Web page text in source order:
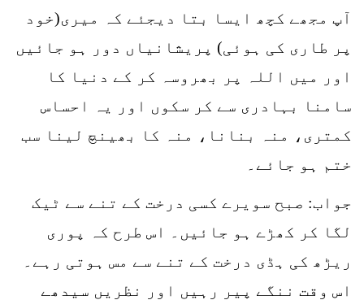
آپ مجھے کچھ ایسا بتا دیجئے کہ میری(خود
پر طاری کی ہوئی) پریشانیاں دور ہو جائیں
اور میں اللہ پر بھروسہ کر کے دنیا کا
سامنا بہادری سے کر سکوں اور یہ احساس
کمتری، منہ بنانا، منہ کا بھینچ لینا سب
ختم ہو جائے۔
جواب: صبح سویرے کسی درخت کے تنے سے ٹیک
لگا کر کھڑے ہو جائیں۔ اس طرح کہ پوری
ریڑھ کی ہڈی درخت کے تنے سے مس ہوتی رہے۔
اس وقت ننگے پیر رہیں اور نظریں سیدھے